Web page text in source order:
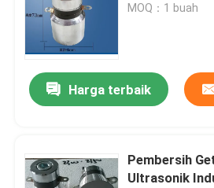
MOQ：1 buah
Harga terbaik
Pembersih
Ultrasonik